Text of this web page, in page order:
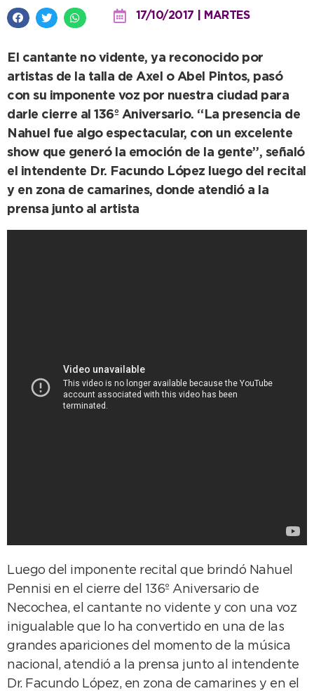
17/10/2017 | MARTES
El cantante no vidente, ya reconocido por
artistas de la talla de Axel o Abel Pintos, pasó
con su imponente voz por nuestra ciudad para
darle cierre al 136º Aniversario. “La presencia de
Nahuel fue algo espectacular, con un excelente
show que generó la emoción de la gente”, señaló
el intendente Dr. Facundo López luego del recital
y en zona de camarines, donde atendió a la
prensa junto al artista
Luego del imponente recital que brindó Nahuel
Pennisi en el cierre del 136º Aniversario de
Necochea, el cantante no vidente y con una voz
inigualable que lo ha convertido en una de las
grandes apariciones del momento de la música
nacional, atendió a la prensa junto al intendente
Dr. Facundo López, en zona de camarines y en el